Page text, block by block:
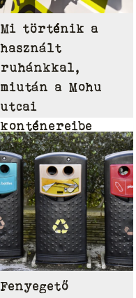
Mi történik a
használt
ruhánkkal,
miután a Mohu
utcai
konténereibe
dobjuk?
Fenyegető